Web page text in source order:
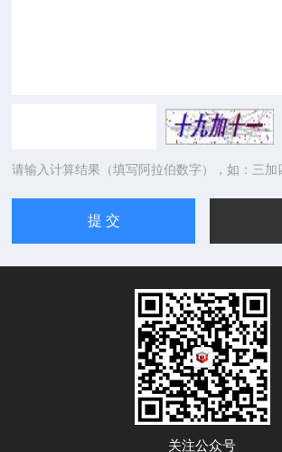
请输入计算结果（填写阿拉伯数字），如：三加
关注公众号